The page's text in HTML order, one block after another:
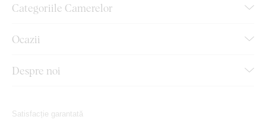
Categoriile Camerelor
Ocazii
Despre noi
Satisfacție garantată